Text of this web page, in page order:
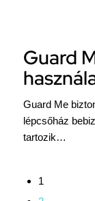
Guard
Guard Me
lépcsőház
tartozik…
1